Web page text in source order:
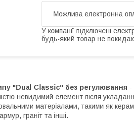
У компанії підключені
будь-який товар не
"Dual Classic" без регулювання -
невидимий елемент після
матеріалами, такими як
граніт та інші.